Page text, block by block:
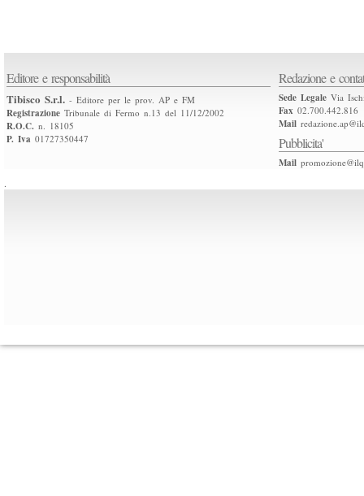
Editore e responsabilità
Tibisco S.r.l. - Editore per le prov. AP e FM
Registrazione Tribunale di Fermo n.13 del 11/12/2002
R.O.C. n. 18105
P. Iva 01727350447
Redazione e
Sede Legale Via
Fax 02.700.442.816
Mail
Pubblicita'
Mail
.